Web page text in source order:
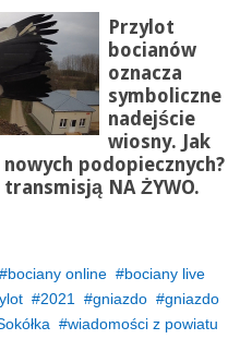
Przylot
bocianów
oznacza
symboliczne
nadejście
wiosny. Jak
podopiecznych?
NA ŻYWO.
bociany online
bociany live
2021 gniazdo
gniazdo
wiadomości z powiatu